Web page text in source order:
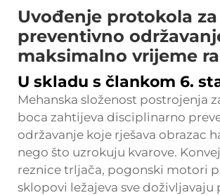
Uvođenje protokola za
preventivno
maksimalno vrijeme
U skladu s člankom 6.
Mehanska složenost postrojenja
boca zahtijeva disciplinarno
održavanje koje rješava obrazac
nego što uzrokuju kvarove.
reznice trljača, pogonski motori
sklopovi ležajeva sve